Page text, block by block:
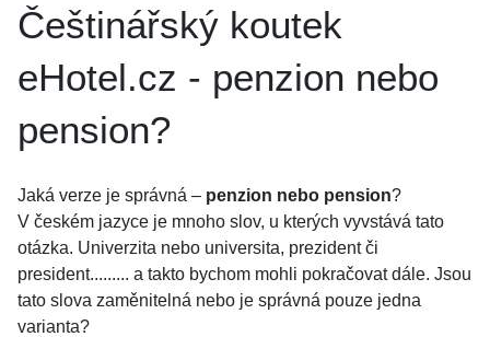
Češtinářský koutek
eHotel.cz - penzion nebo
pension?
Jaká verze je správná – penzion nebo pension?
V českém jazyce je mnoho slov, u kterých vyvstává tato
otázka. Univerzita nebo universita, prezident či
president......... a takto bychom mohli pokračovat dále. Jsou
tato slova zaměnitelná nebo je správná pouze jedna
varianta?